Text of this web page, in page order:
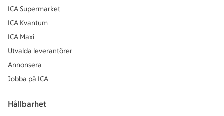
ICA Supermarket
ICA Kvantum
ICA Maxi
Utvalda leverantörer
Annonsera
Jobba på ICA
Hållbarhet